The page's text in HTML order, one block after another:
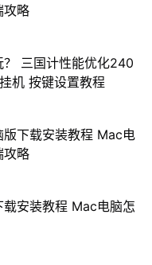
攻略
？ 三国计性能优化240
机 按键设置教程
下载安装教程 Mac电
攻略
安装教程 Mac电脑怎